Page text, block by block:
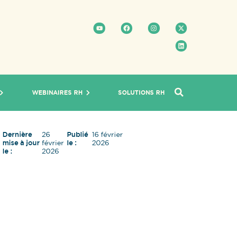
WEBINAIRES RH SOLUTIONS RH
Dernière
mise à jour
le :
26
février
2026
Publié
le :
16 février
2026